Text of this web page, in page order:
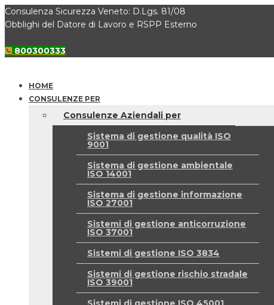
Consulenza Sicurezza Veneto: D.Lgs. 81/08
Obblighi del Datore di Lavoro e RSPP Esterno
800300333
HOME
CONSULENZE PER
Consulenze Aziendali per
Sistema di gestione qualità ISO
9001
Sistema di gestione ambientale
ISO 14001
Sistema di gestione informazione
ISO 27001
Sistemi di gestione anticorruzione
ISO 37001
Sistemi di gestione ISO 3834
Sistemi di gestione rischio stradale
ISO 39001